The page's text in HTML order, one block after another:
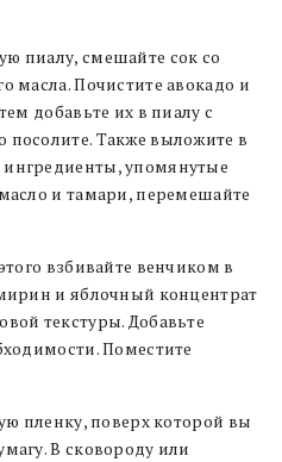
пиалу, смешайте сок со
масла. Почистите авокадо и
добавьте их в пиалу с
Также выложите в
упомянутые
и тамари, перемешайте
взбивайте венчиком в
и яблочный концентрат
текстуры. Добавьте
Поместите
пленку, поверх которой вы
В сковороду или